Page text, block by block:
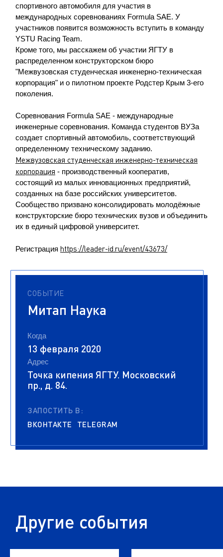
спортивного автомобиля для участия в
международных соревнованиях Formula SAE. У
участников появится возможность вступить в команду
YSTU Racing Team.
Кроме того, мы расскажем об участии ЯГТУ в
распределенном конструкторском бюро
"Межвузовская студенческая инженерно-техническая
корпорация" и о пилотном проекте Родстер Крым 3-его
поколения.
Соревнования Formula SAE - международные
инженерные соревнования. Команда студентов ВУЗа
создает спортивный автомобиль, соответствующий
определенному техническому заданию.
Межвузовская студенческая инженерно-техническая
корпорация - производственный кооператив,
состоящий из малых инновационных предприятий,
созданных на базе российских университетов.
Сообщество призвано консолидировать молодёжные
конструкторские бюро технических вузов и объединить
их в единый цифровой университет.
Регистрация https://leader-id.ru/event/43673/
СОБЫТИЕ
Митап Наука
Когда
13 февраля 2020
Адрес
Точка кипения ЯГТУ. Московский
пр., д. 84.
ЗАПОСТИТЬ В:
ВКОНТАКТЕ
TELEGRAM
Другие события